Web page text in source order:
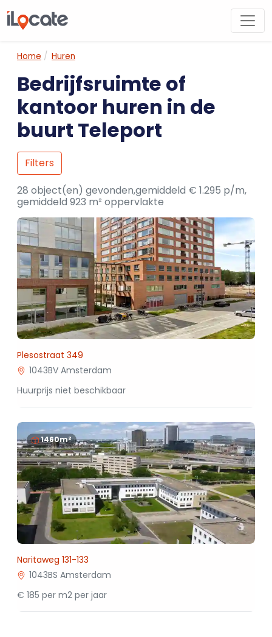
Home Huren
Bedrijfsruimte of
kantoor huren in de
buurt Teleport
Filters
28 object(en) gevonden,gemiddeld € 1.295 p/m,
gemiddeld 923 m² oppervlakte
Plesostraat 349
1043BV Amsterdam
Huurprijs niet beschikbaar
1460m²
Naritaweg 131-133
1043BS Amsterdam
€ 185 per m2 per jaar